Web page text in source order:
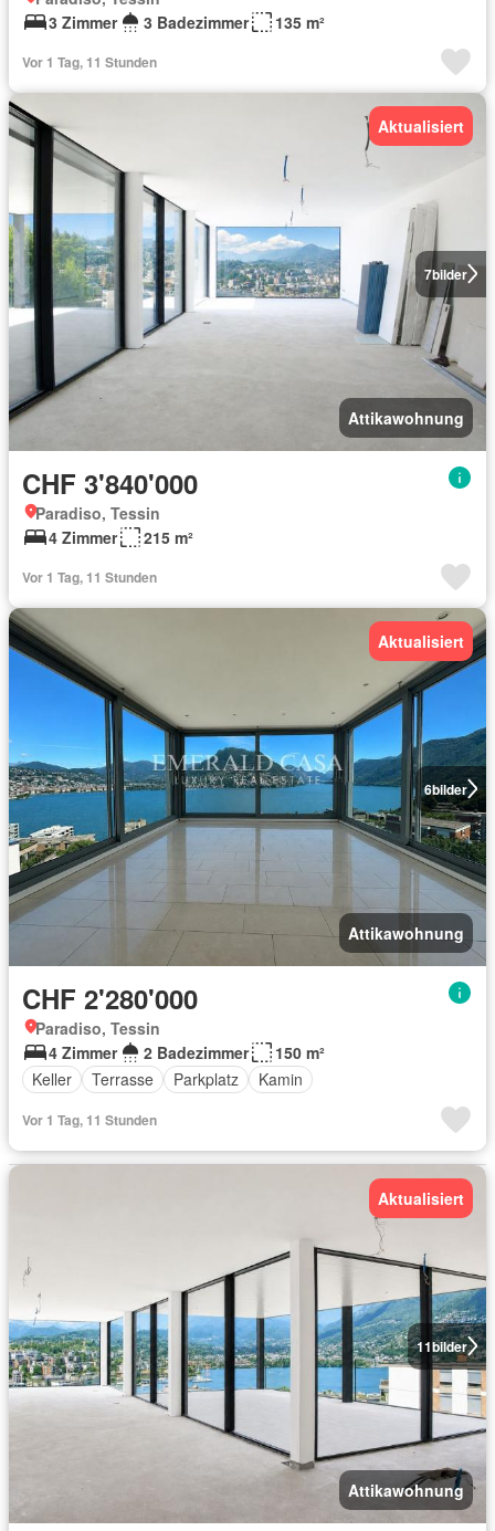
3 Zimmer
3 Badezimmer 135 m²
Vor 1 Tag, 11 Stunden
7bilder
Aktualisiert
Attikawohnung
CHF 3'840'000
Paradiso, Tessin
4 Zimmer
215 m²
Vor 1 Tag, 11 Stunden
6bilder
Aktualisiert
Attikawohnung
CHF 2'280'000
Paradiso, Tessin
4 Zimmer
2 Badezimmer
150 m²
Keller
Terrasse Parkplatz Kamin
Vor 1 Tag, 11 Stunden
11bilder
Aktualisiert
Attikawohnung